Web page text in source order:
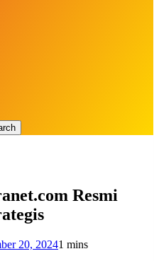
Resmi
20, 20241 mins